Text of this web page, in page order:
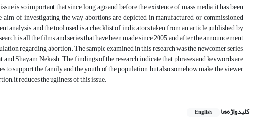
is so important that since long ago and before the existence of mass media, it has been
of investigating the way abortions are depicted in manufactured or commissioned
analysis, and the tool used is a checklist of indicators taken from an article published by
is all the films and series that have been made since 2005 and after the announcement
regarding abortion. The sample examined in this research was the newcomer series,
Shayam Nekash. The findings of the research indicate that phrases and keywords are
support the family and the youth of the population, but also somehow make the viewer
it reduces the ugliness of this issue.
کلیدواژه‌ها English